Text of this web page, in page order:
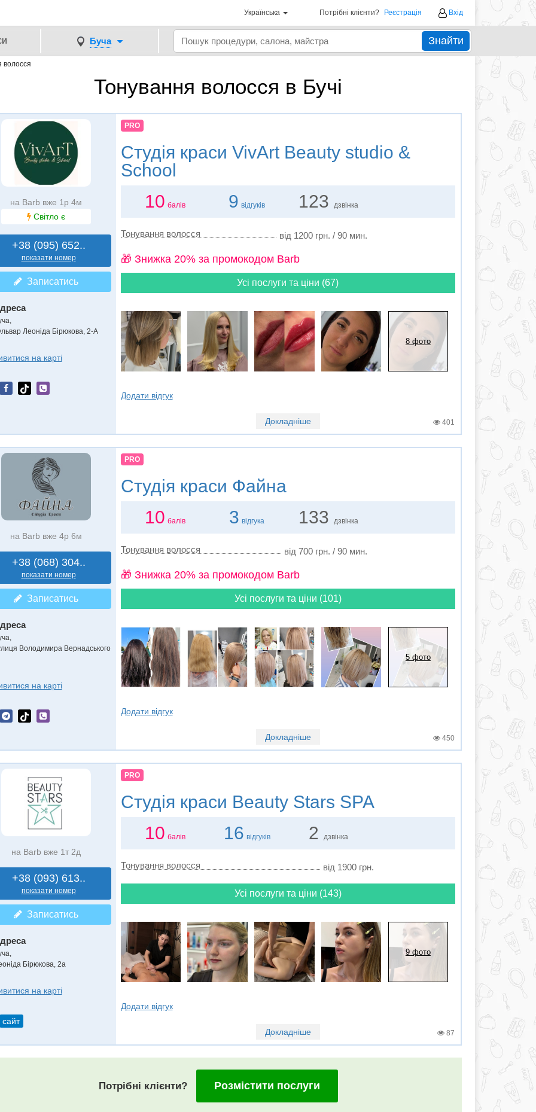
Українська Потрібні клієнти? Реєстрація Вхід
Буча Знайти
волосся
Тонування волосся в Бучі
на Barb вже 1р 4м
Світло є
+38 (095) 652..
показати номер
Записатись
Леоніда Бірюкова, 2-А
на карті
PRO
Студія краси VivArt Beauty studio &
School
10 балів 9 відгуків 123 дзвінка
Тонування волосся від 1200 грн. / 90 мин.
🎁 Знижка 20% за промокодом Barb
Усі послуги та ціни (67)
8 фото
Додати відгук
Докладніше 401
на Barb вже 4р 6м
+38 (068) 304..
показати номер
Записатись
Володимира Вернадського
на карті
PRO
Студія краси Файна
10 балів 3 відгука 133 дзвінка
Тонування волосся від 700 грн. / 90 мин.
🎁 Знижка 20% за промокодом Barb
Усі послуги та ціни (101)
5 фото
Додати відгук
Докладніше 450
на Barb вже 1т 2д
+38 (093) 613..
показати номер
Записатись
Бірюкова, 2а
на карті
сайт
PRO
Студія краси Beauty Stars SPA
10 балів 16 відгуків 2 дзвінка
Тонування волосся від 1900 грн.
Усі послуги та ціни (143)
9 фото
Додати відгук
Докладніше 87
Потрібні клієнти? Розмістити послуги